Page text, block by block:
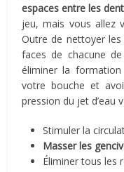
espaces entre les
jeu, mais vous allez
Outre de nettoyer les
faces de chacune
éliminer la
votre bouche et
pression du jet d’eau
Stimuler la
Masser les
Éliminer tous les